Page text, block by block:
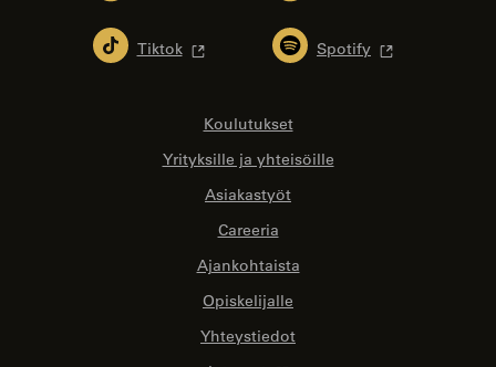
Tiktok Spotify
Koulutukset
Yrityksille ja yhteisöille
Asiakastyöt
Careeria
Ajankohtaista
Opiskelijalle
Yhteystiedot